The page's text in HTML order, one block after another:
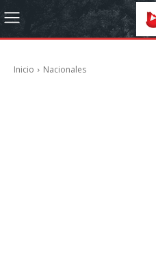
Inicio Nacionales